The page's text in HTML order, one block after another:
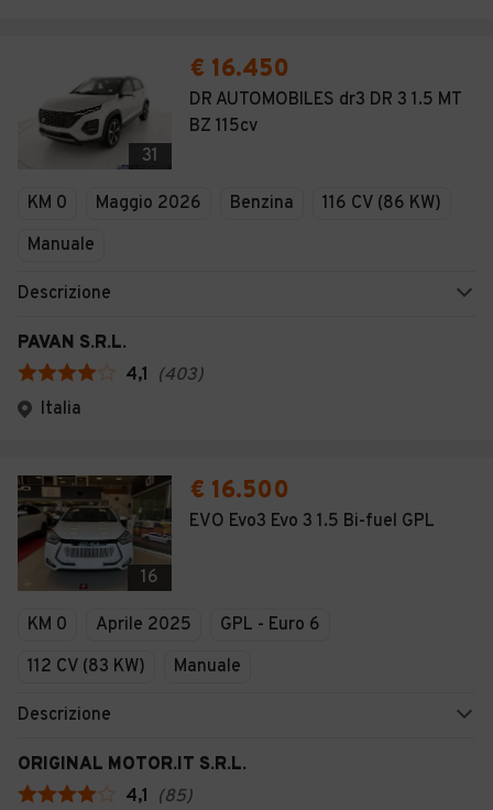
31
€ 16.450
DR AUTOMOBILES dr3 DR 3 1.5 MT
BZ 115cv
KM 0 Maggio 2026 Benzina
116 CV (86 KW)
Manuale
Descrizione
PAVAN S.R.L.
4,1 (403)
Italia
16
€ 16.500
EVO Evo3 Evo 3 1.5 Bi-fuel GPL
KM 0 Aprile 2025
GPL - Euro 6
112 CV (83 KW)
Manuale
Descrizione
ORIGINAL MOTOR.IT S.R.L.
4,1 (85)